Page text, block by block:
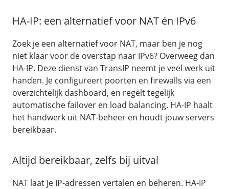
HA-IP: een alternatief voor NAT én IPv6
Zoek je een alternatief voor NAT, maar ben je nog
niet klaar voor de overstap naar IPv6? Overweeg dan
HA-IP. Deze dienst van TransIP neemt je veel werk uit
handen. Je configureert poorten en firewalls via een
overzichtelijk dashboard, en regelt tegelijk
automatische failover en load balancing. HA-IP haalt
het handwerk uit NAT-beheer en houdt jouw servers
bereikbaar.
Altijd bereikbaar, zelfs bij uitval
NAT laat je IP-adressen vertalen en beheren. HA-IP